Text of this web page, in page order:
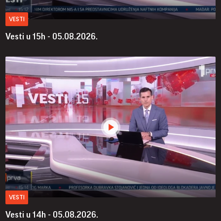
VESTI
Vesti u 15h - 05.08.2026.
VESTI
Vesti u 14h - 05.08.2026.